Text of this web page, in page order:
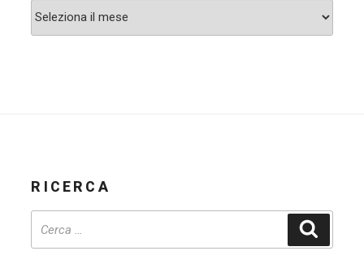
Archivi
RICERCA